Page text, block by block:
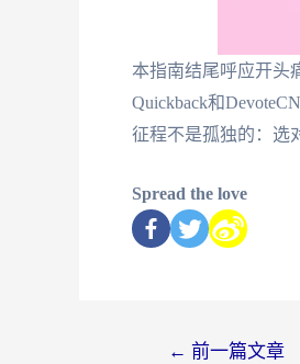
本指南结尾呼应开头
Quickback和
征程不是孤独的：选
Spread the love
← 前一篇文章